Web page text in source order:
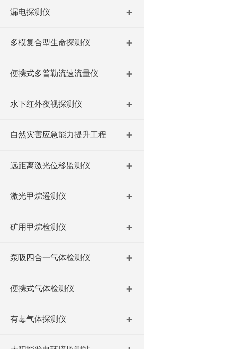
漏电探测仪
多模复合型生命探测仪
便携式多普勒流速流量仪
水下红外夜视探测仪
自然灾害应急能力提升工程
远距离激光位移监测仪
激光甲烷遥测仪
矿用甲烷检测仪
泵吸四合一气体检测仪
便携式气体检测仪
有毒气体探测仪